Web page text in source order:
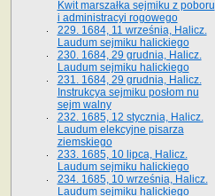
Kwit marszałka sejmiku z poboru
i administracyi rogowego
229. 1684, 11 września, Halicz.
Laudum sejmiku halickiego
230. 1684, 29 grudnia, Halicz.
Laudum sejmiku halickiego
231. 1684, 29 grudnia, Halicz.
Instrukcya sejmiku posłom nu
sejm walny
232. 1685, 12 stycznia, Halicz.
Laudum elekcyjne pisarza
ziemskiego
233. 1685, 10 lipca, Halicz.
Laudum sejmiku halickiego
234. 1685, 10 września, Halicz.
Laudum sejmiku halickiego